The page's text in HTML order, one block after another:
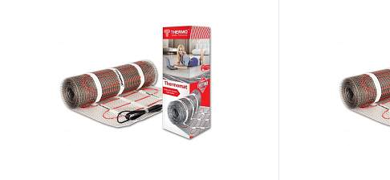
К сравнению
Уточняйте наличие у
менеджера